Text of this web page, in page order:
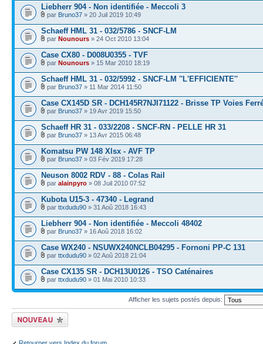
Liebherr 904 - Non identifiée - Meccoli 3
par Bruno37 » 20 Juil 2019 10:49
Schaeff HML 31 - 032/5786 - SNCF-LM
par Nounours » 24 Oct 2010 13:04
Case CX80 - D008U0355 - TVF
par Nounours » 15 Mar 2010 18:19
Schaeff HML 31 - 032/5992 - SNCF-LM ''L'EFFICIENTE''
par Bruno37 » 11 Mar 2014 11:50
Case CX145D SR - DCH145R7NJI71122 - Brisse TP Voies
par Bruno37 » 19 Avr 2019 15:50
Schaeff HR 31 - 033/2208 - SNCF-RN - PELLE HR 31
par Bruno37 » 13 Avr 2015 06:48
Komatsu PW 148 Xlsx - AVF TP
par Bruno37 » 03 Fév 2019 17:28
Neuson 8002 RDV - 88 - Colas Rail
par alainpyro » 08 Juil 2010 07:52
Kubota U15-3 - 47340 - Legrand
par ttxdudu90 » 31 Aoû 2018 16:43
Liebherr 904 - Non identifiée - Meccoli 48402
par Bruno37 » 16 Aoû 2018 16:02
Case WX240 - NSUWX240NCLB04295 - Fornoni PP-C 131
par ttxdudu90 » 02 Aoû 2018 21:04
Case CX135 SR - DCH13U0126 - TSO Caténaires
par ttxdudu90 » 01 Mai 2010 10:33
Afficher les sujets postés depuis:
Écrire un nouveau
sujet
Retourner vers Index du forum